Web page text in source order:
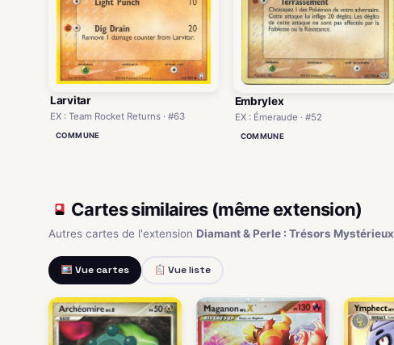
Larvitar
EX : Team Rocket Returns · #63
COMMUNE
Embrylex
EX : Émeraude · #52
COMMUNE
Cartes similaires (même extension)
Autres cartes de l'extension Diamant & Perle : Trésors Mystérieux
Vue cartes Vue liste